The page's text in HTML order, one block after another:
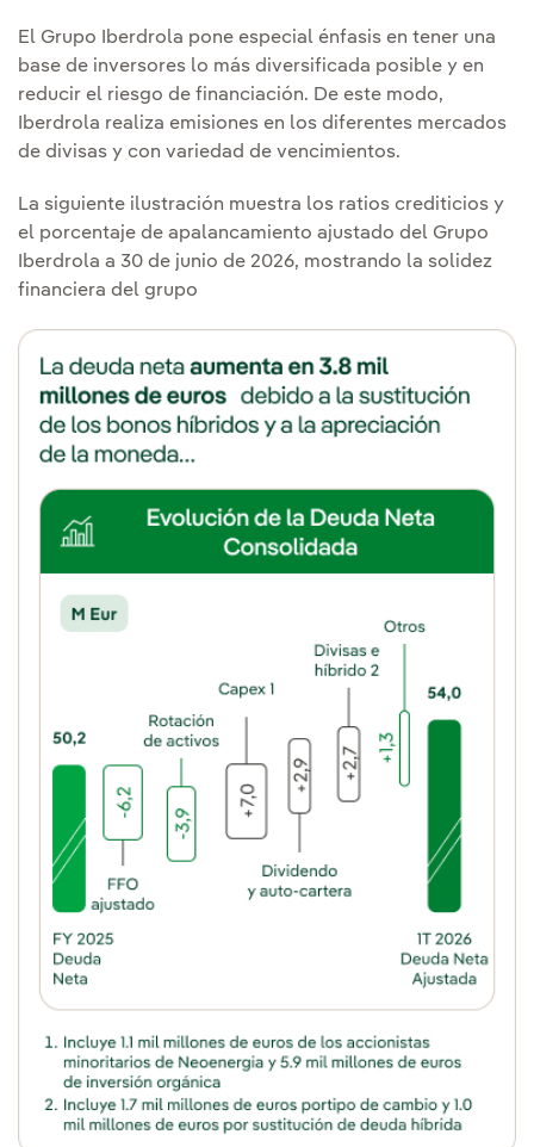
El Grupo Iberdrola pone especial énfasis en tener una
base de inversores lo más diversificada posible y en
reducir el riesgo de financiación. De este modo,
Iberdrola realiza emisiones en los diferentes mercados
de divisas y con variedad de vencimientos.
La siguiente ilustración muestra los ratios crediticios y
el porcentaje de apalancamiento ajustado del Grupo
Iberdrola a 30 de junio de 2026, mostrando la solidez
financiera del grupo